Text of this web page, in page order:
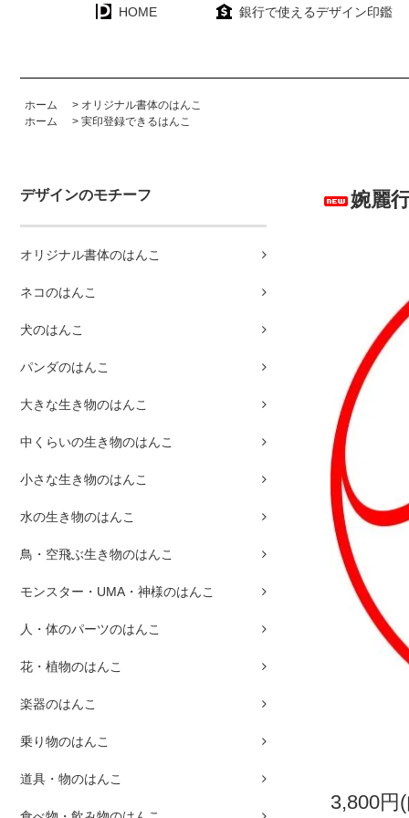
HOME 銀行で使えるデザイン印鑑
ホーム > オリジナル書体のはんこ
ホーム
> 実印登録できるはんこ
デザインのモチーフ
オリジナル書体のはんこ
ネコのはんこ
犬のはんこ
パンダのはんこ
大きな生き物のはんこ
中くらいの生き物のはんこ
小さな生き物のはんこ
水の生き物のはんこ
鳥・空飛ぶ生き物のはんこ
モンスター・UMA・神様のはんこ
人・体のパーツのはんこ
花・植物のはんこ
楽器のはんこ
乗り物のはんこ
道具・物のはんこ
婉麗
3,800円